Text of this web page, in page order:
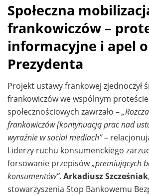
Społeczna
frankowiczów –
informacyjne i apel
Prezydenta
Projekt ustawy frankowej zjednoczył
frankowiczów we wspólnym
społecznościowych zawrzało –
frankowiczów [kontynuacją prac nad
wyraźnie w social mediach”–
Liderzy ruchu konsumenckiego
forsowanie przepisów„premiujących
konsumentów”. Arkadiusz Szcześniak
stowarzyszenia Stop Bankowemu